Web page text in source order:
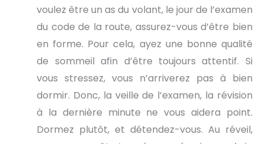
voulez être un as du volant, le jour de l’examen
du code de la route, assurez-vous d’être bien
en forme. Pour cela, ayez une bonne qualité
de sommeil afin d’être toujours attentif. Si
vous stressez, vous n’arriverez pas à bien
dormir. Donc, la veille de l’examen, la révision
à la dernière minute ne vous aidera point.
Dormez plutôt, et détendez-vous. Au réveil,